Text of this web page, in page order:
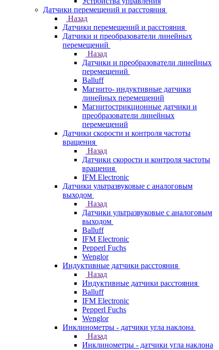
Датчики перемещений и расстояния
Назад
Датчики перемещений и расстояния
Датчики и преобразователи линейных
перемещений
Назад
Датчики и преобразователи линейных
перемещений
Balluff
Магнито- индуктивные датчики
линейных перемещений
Магнитострикционные датчики и
преобразователи линейных
перемещений
Датчики скорости и контроля частоты
вращения
Назад
Датчики скорости и контроля частоты
вращения
IFM Electronic
Датчики ультразвуковые с аналоговым
выходом
Назад
Датчики ультразвуковые с аналоговым
выходом
Balluff
IFM Electronic
Pepperl Fuchs
Wenglor
Индуктивные датчики расстояния
Назад
Индуктивные датчики расстояния
Balluff
IFM Electronic
Pepperl Fuchs
Wenglor
Инклинометры - датчики угла наклона
Назад
Инклинометры - датчики угла наклона